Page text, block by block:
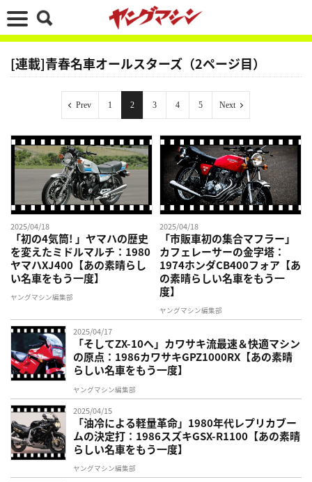
[連載]青春名車オールスターズ（2ページ目）
Prev 1 2 3 4 5 Next
2025/04/18
「初の4気筒! 」ヤマハの歴史
を変えたミドルマルチ：1980
ヤマハXJ400【あの素晴らし
い名車をもう一度】
ヤングマシン編集部
2025/04/18
「市販車初の集合マフラー」
カフェレーサーの金字塔：
1974ホンダCB400フォア【あ
の素晴らしい名車をもう一
度】
ヤングマシン編集部
2025/04/17
「そしてZX-10へ」カワサキ流最速＆快適マシン
の原点：1986カワサキGPZ1000RX【あの素晴
らしい名車をもう一度】
ヤングマシン編集部
2025/04/15
「油冷による軽量革命」1980年代レプリカブー
ムの決定打：1986スズキGSX-R1100【あの素晴
らしい名車をもう一度】
ヤングマシン編集部